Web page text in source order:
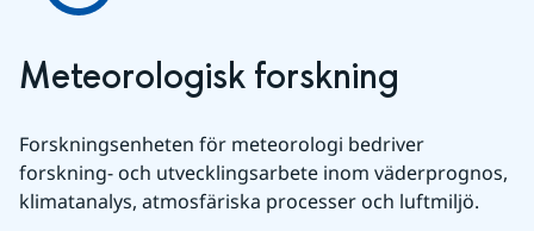
Meteorologisk forskning
Forskningsenheten för meteorologi bedriver
forskning- och utvecklingsarbete inom väderprognos,
klimatanalys, atmosfäriska processer och luftmiljö.